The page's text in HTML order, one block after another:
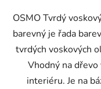
OSMO Tvrdý
barevný je řada
tvrdých voskových
Vhodný na dřevo
interiéru. Je na